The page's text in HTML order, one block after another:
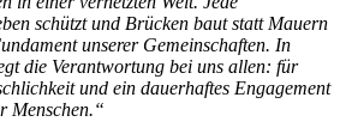
schützt und Brücken baut statt Mauern
unserer Gemeinschaften. In
die Verantwortung bei uns allen: für
und ein dauerhaftes Engagement
Menschen.“